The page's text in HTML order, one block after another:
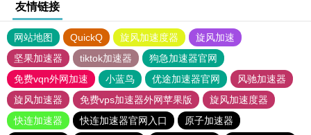
友情链接
网站地图 QuickQ 旋风加速度器
旋风加速
坚果加速器
tiktok加速器
狗急加速器官网
免费vqn外网加速
小蓝鸟 优途加速器官网
风驰加速器
旋风加速器
免费vps加速器外网苹果版
旋风加速度器
快连加速器
快连加速器官网入口
原子加速器